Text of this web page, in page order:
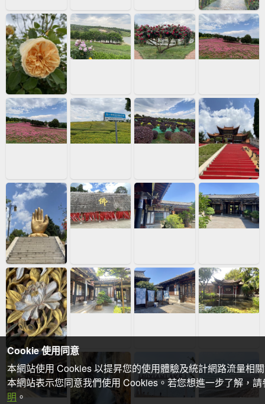
Cookie 使用同意
本網站使用 Cookies 以提昇您的使用體驗及統計網路流量相
本網站表示您同意我們使用 Cookies。若您想進一步了解，
明 。